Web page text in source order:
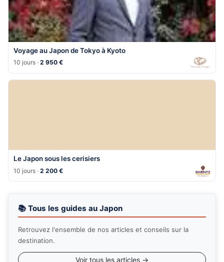
Voyage au Japon de Tokyo à Kyoto
10 jours ·2 950 €
Le Japon sous les cerisiers
10 jours ·2 200 €
📚 Tous les guides au Japon
Retrouvez l'ensemble de nos articles et conseils sur la
destination.
Voir tous les articles →